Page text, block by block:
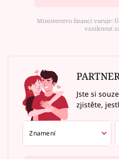
Ministerstvo financí varuje:
vzniknout
Jste si
zjistěte,